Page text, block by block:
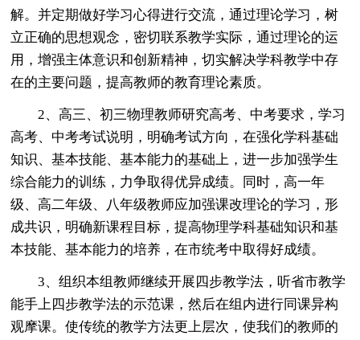
解。并定期做好学习心得进行交流，通过理论学习，树
立正确的思想观念，密切联系教学实际，通过理论的运
用，增强主体意识和创新精神，切实解决学科教学中存
在的主要问题，提高教师的教育理论素质。
2、高三、初三物理教师研究高考、中考要求，学习
高考、中考考试说明，明确考试方向，在强化学科基础
知识、基本技能、基本能力的基础上，进一步加强学生
综合能力的训练，力争取得优异成绩。同时，高一年
级、高二年级、八年级教师应加强课改理论的学习，形
成共识，明确新课程目标，提高物理学科基础知识和基
本技能、基本能力的培养，在市统考中取得好成绩。
3、组织本组教师继续开展四步教学法，听省市教学
能手上四步教学法的示范课，然后在组内进行同课异构
观摩课。使传统的教学方法更上层次，使我们的教师的